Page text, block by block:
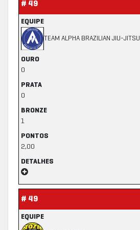
# 49
EQUIPE
TEAM ALPHA BRAZILIAN JIU-JITSU
OURO
0
PRATA
0
BRONZE
1
PONTOS
2,00
DETALHES
# 49
EQUIPE